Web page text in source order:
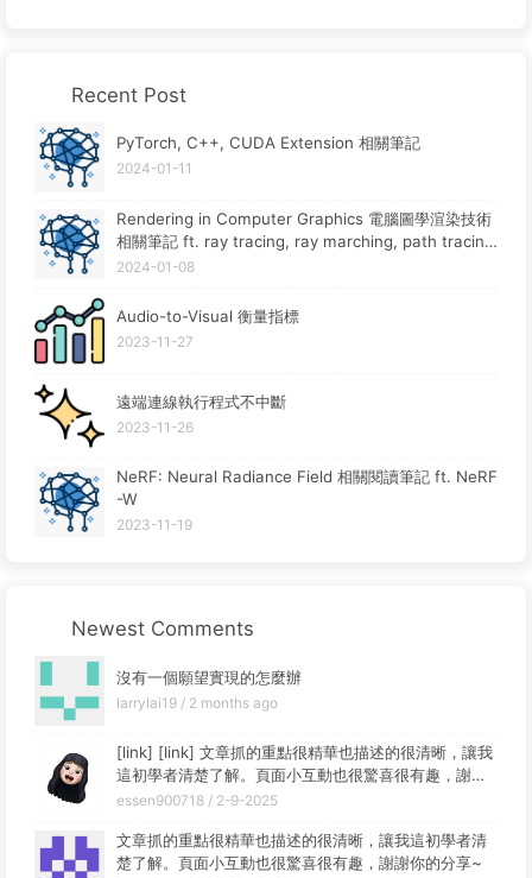
Recent Post
PyTorch, C++, CUDA Extension 相關筆記
2024-01-11
Rendering in Computer Graphics 電腦圖學渲染技術
相關筆記 ft. ray tracing, ray marching, path tracin
g, rasterization
2024-01-08
Audio-to-Visual 衡量指標
2023-11-27
遠端連線執行程式不中斷
2023-11-26
NeRF: Neural Radiance Field 相關閱讀筆記 ft. NeRF
-W
2023-11-19
Newest Comments
沒有一個願望實現的怎麼辦
larrylai19 / 2 months ago
[link] [link] 文章抓的重點很精華也描述的很清晰，讓我
這初學者清楚了解。頁面小互動也很驚喜很有趣，謝謝
你的分享~
essen900718 / 2-9-2025
文章抓的重點很精華也描述的很清晰，讓我這初學者清
楚了解。頁面小互動也很驚喜很有趣，謝謝你的分享~